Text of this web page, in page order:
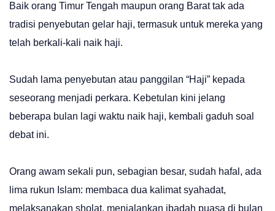
Baik orang Timur Tengah maupun orang Barat tak ada
tradisi penyebutan gelar haji, termasuk untuk mereka yang
telah berkali-kali naik haji.
Sudah lama penyebutan atau panggilan “Haji” kepada
seseorang menjadi perkara. Kebetulan kini jelang
beberapa bulan lagi waktu naik haji, kembali gaduh soal
debat ini.
Orang awam sekali pun, sebagian besar, sudah hafal, ada
lima rukun Islam: membaca dua kalimat syahadat,
melaksanakan sholat, menjalankan ibadah puasa di bulan